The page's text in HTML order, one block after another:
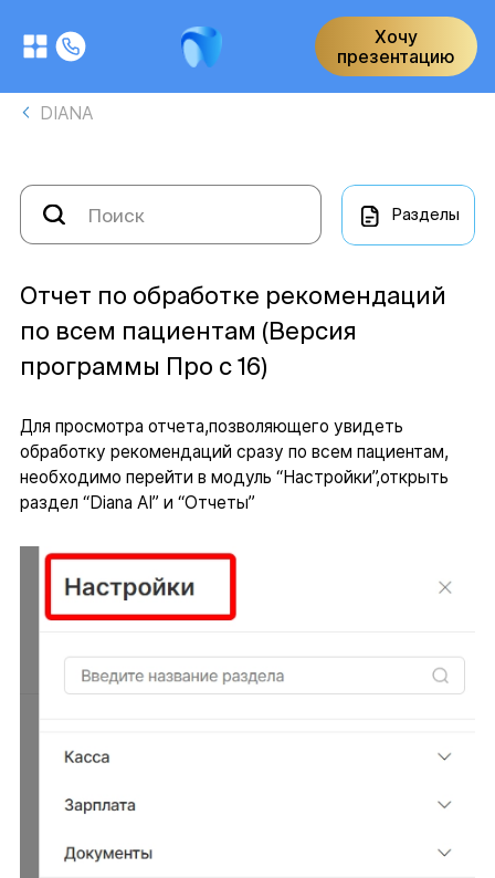
Хочу
презентацию
DIANA
Разделы
Отчет по обработке рекомендаций
по всем пациентам (Версия
программы Про с 16)
Для просмотра отчета,позволяющего увидеть
обработку рекомендаций сразу по всем пациентам,
необходимо перейти в модуль “Настройки”,открыть
раздел “Diana AI” и “Отчеты”